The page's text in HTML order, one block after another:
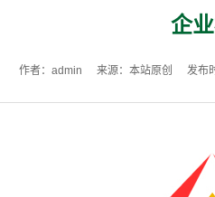
企
作者：admin 来源：本站原创 发布